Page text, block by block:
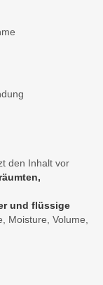
den Inhalt vor
und flüssige
Moisture, Volume,